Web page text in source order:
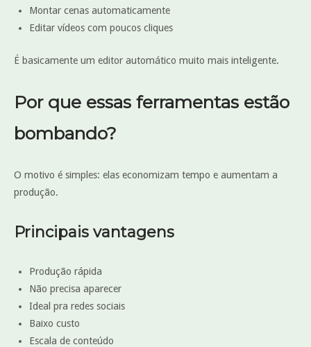
Montar cenas automaticamente
Editar vídeos com poucos cliques
É basicamente um editor automático muito mais inteligente.
Por que essas ferramentas estão
bombando?
O motivo é simples: elas economizam tempo e aumentam a
produção.
Principais vantagens
Produção rápida
Não precisa aparecer
Ideal pra redes sociais
Baixo custo
Escala de conteúdo